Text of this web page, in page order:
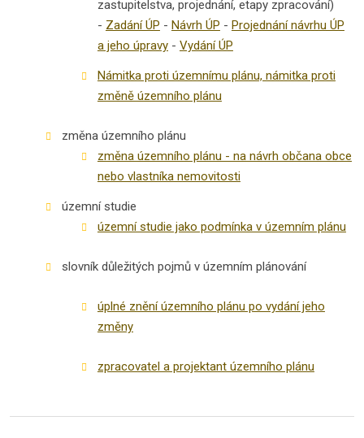
zastupitelstva, projednání, etapy zpracování)
- Zadání ÚP - Návrh ÚP - Projednání návrhu ÚP
a jeho úpravy- Vydání ÚP
Námitka proti územnímu plánu, námitka proti
změně územního plánu
změna územního plánu
změna územního plánu - na návrh občana obce
nebo vlastníka nemovitosti
územní studie
územní studie jako podmínka v územním plánu
slovník důležitých pojmů v územním plánování
úplné znění územního plánu po vydání jeho
změny
zpracovatel a projektant územního plánu